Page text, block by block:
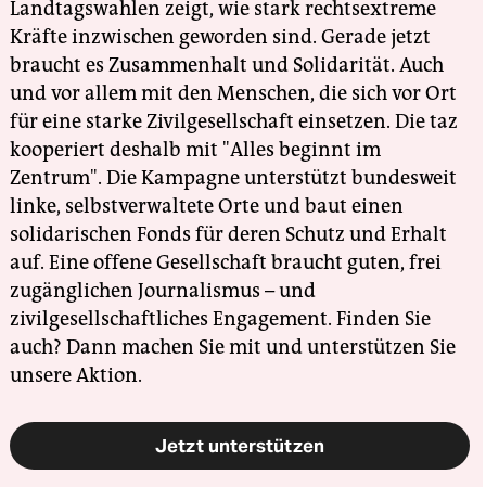
Landtagswahlen zeigt, wie stark rechtsextreme
Kräfte inzwischen geworden sind. Gerade jetzt
braucht es Zusammenhalt und Solidarität. Auch
und vor allem mit den Menschen, die sich vor Ort
für eine starke Zivilgesellschaft einsetzen. Die taz
kooperiert deshalb mit "Alles beginnt im
Zentrum". Die Kampagne unterstützt bundesweit
linke, selbstverwaltete Orte und baut einen
solidarischen Fonds für deren Schutz und Erhalt
auf. Eine offene Gesellschaft braucht guten, frei
zugänglichen Journalismus – und
zivilgesellschaftliches Engagement. Finden Sie
auch? Dann machen Sie mit und unterstützen Sie
unsere Aktion.
Jetzt unterstützen